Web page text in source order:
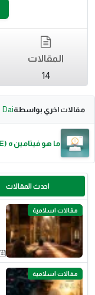
المقالات
14
مقالات اخري بواسطةDai
ما هو فيتامين ه (E)
احدث المقالات
مقالات اسلامية
مقالات اسلامية